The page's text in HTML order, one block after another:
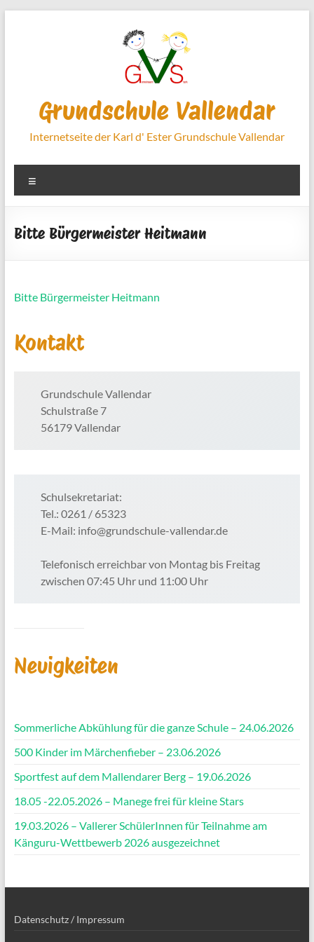
Grundschule Vallendar
Internetseite der Karl d' Ester Grundschule Vallendar
Bitte Bürgermeister Heitmann
Bitte Bürgermeister Heitmann
Kontakt
Grundschule Vallendar
Schulstraße 7
56179 Vallendar
Schulsekretariat:
Tel.: 0261 / 65323
E-Mail: info@grundschule-vallendar.de
Telefonisch erreichbar von Montag bis Freitag
zwischen 07:45 Uhr und 11:00 Uhr
Neuigkeiten
Sommerliche Abkühlung für die ganze Schule – 24.06.2026
500 Kinder im Märchenfieber – 23.06.2026
Sportfest auf dem Mallendarer Berg – 19.06.2026
18.05 -22.05.2026 – Manege frei für kleine Stars
19.03.2026 – Vallerer SchülerInnen für Teilnahme am
Känguru-Wettbewerb 2026 ausgezeichnet
Datenschutz / Impressum